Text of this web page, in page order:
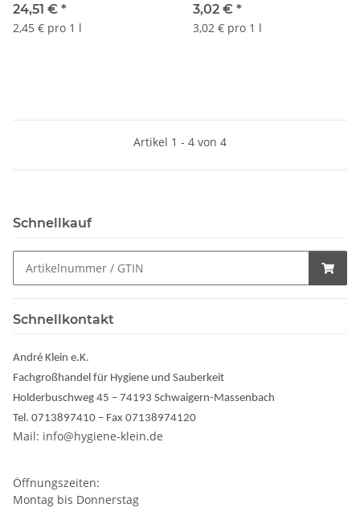
24,51 € *
2,45 € pro 1 l
3,02 € *
3,02 € pro 1 l
Artikel 1 - 4 von 4
Schnellkauf
Schnellkontakt
André Klein e.K.
Fachgroßhandel für Hygiene und Sauberkeit
Holderbuschweg 45 – 74193 Schwaigern-Massenbach
Tel. 0713897410 – Fax 07138974120
Mail: info@hygiene-klein.de
Öffnungszeiten:
Montag bis Donnerstag